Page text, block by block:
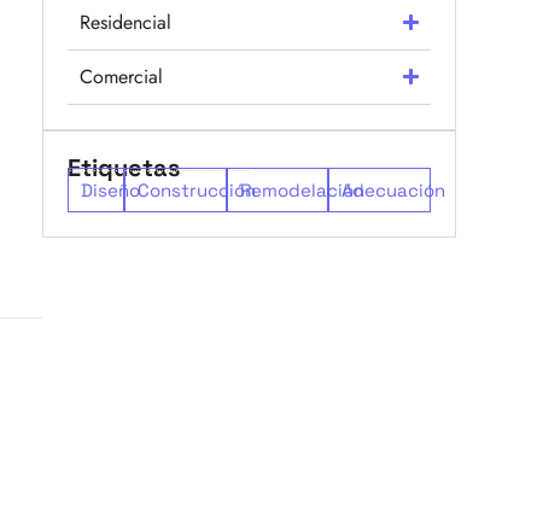
Residencial
Comercial
Etiquetas
DiseñoConstrucciónRemodelaciónAdecuación